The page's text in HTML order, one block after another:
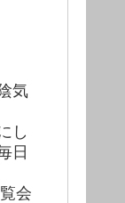
気
し
日
会